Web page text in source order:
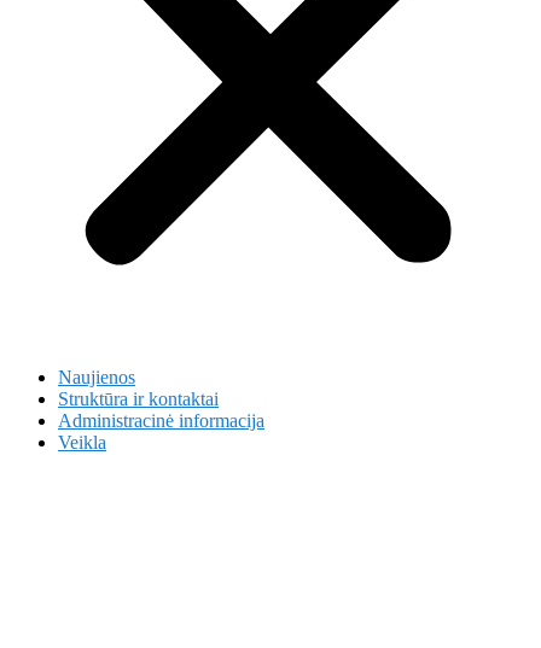
Naujienos
Struktūra ir kontaktai
Administracinė informacija
Veikla